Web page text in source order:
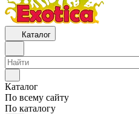
Каталог
Каталог
По всему сайту
По каталогу